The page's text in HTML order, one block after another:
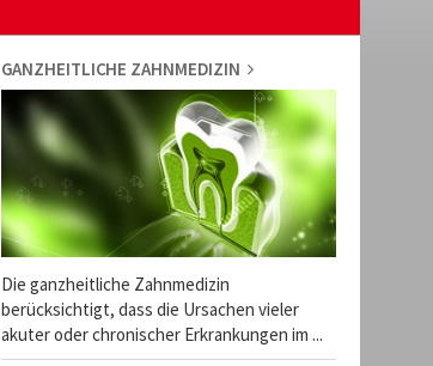
GANZHEITLICHE ZAHNMEDIZIN
Die ganzheitliche Zahnmedizin
berücksichtigt, dass die Ursachen vieler
akuter oder chronischer Erkrankungen im ...